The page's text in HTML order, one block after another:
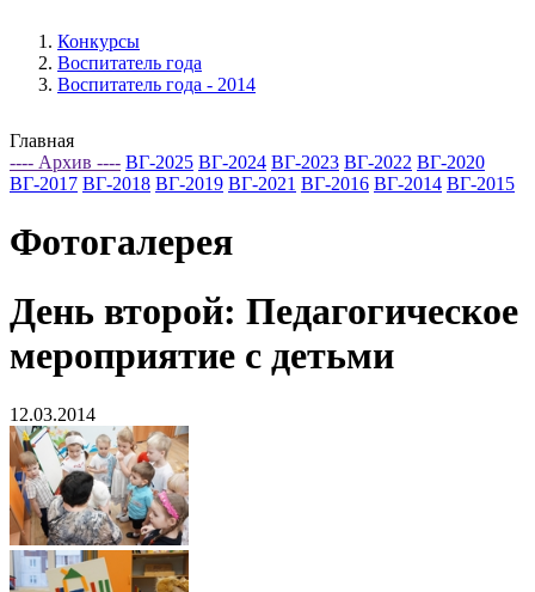
Конкурсы
Воспитатель года
Воспитатель года - 2014
Главная
---- Архив ---- ВГ-2025 ВГ-2024 ВГ-2023 ВГ-2022 ВГ-2020
ВГ-2017 ВГ-2018 ВГ-2019 ВГ-2021 ВГ-2016 ВГ-2014 ВГ-2015
Фотогалерея
День второй: Педагогическое
мероприятие с детьми
12.03.2014